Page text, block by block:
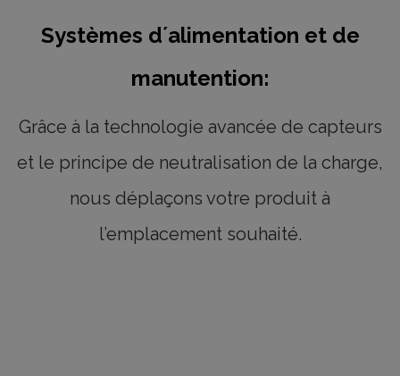
Systèmes d´alimentation et de
manutention:
Grâce à la technologie avancée de capteurs
et le principe de neutralisation de la charge,
nous déplaçons votre produit à
l’emplacement souhaité.